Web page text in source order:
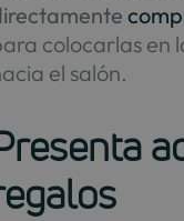
colocarlas en
el salón.